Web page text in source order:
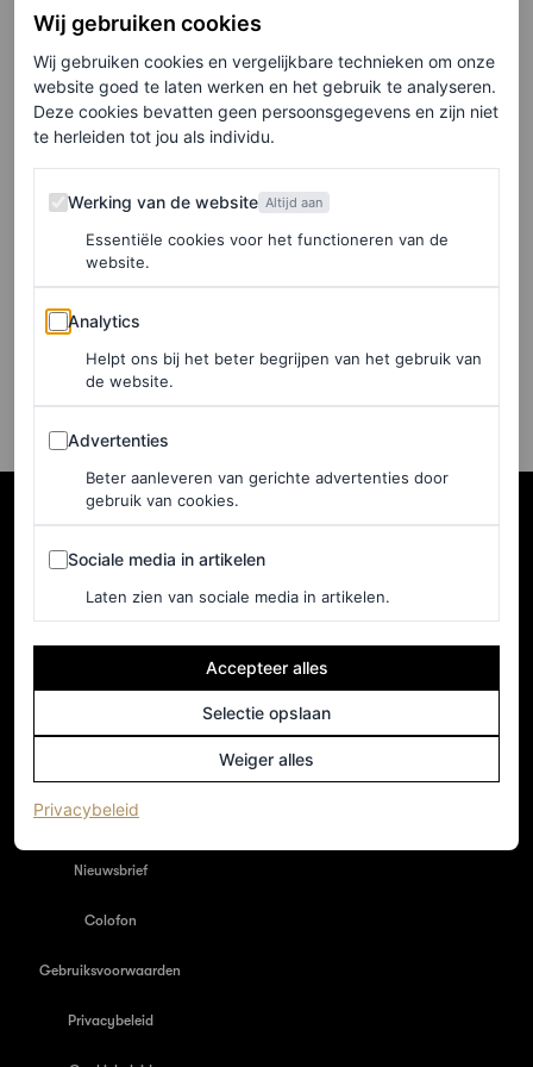
sisterhood en hun favoriete
sieraden
SOPHIE HENDRIKS
TRAVEL
‘Door deze magische
plekken blijf ik steeds weer
Adverteren
Nieuwsbrief
Colofon
Gebruiksvoorwaarden
Privacybeleid
Wij gebruiken cookies
Wij gebruiken cookies en vergelijkbare technieken om onze
website goed te laten werken en het gebruik te analyseren.
Deze cookies bevatten geen persoonsgegevens en zijn niet
te herleiden tot jou als individu.
Werking van de website
Werking van de website Altijd aan
Essentiële cookies voor het functioneren van de
website.
Analytics
Analytics
Helpt ons bij het beter begrijpen van het gebruik van
de website.
Advertenties
Advertenties
Beter aanleveren van gerichte advertenties door
gebruik van cookies.
Sociale media in artikelen
Sociale media in artikelen
Laten zien van sociale media in artikelen.
Accepteer alles
Selectie opslaan
Weiger alles
Privacybeleid